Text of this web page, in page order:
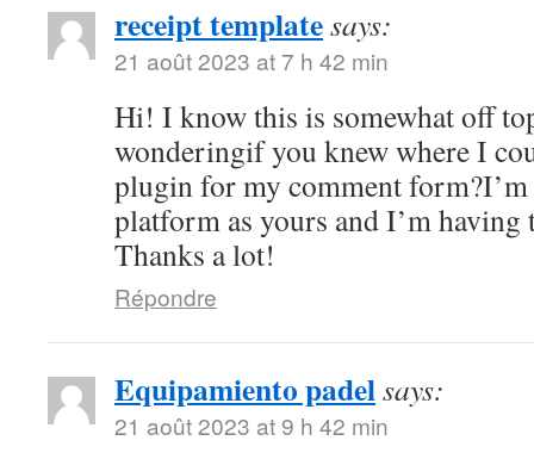
receipt templatesays:
21 août 2023 at 7 h 42 min
Hi! I know this is somewhat off
wonderingif you knew where I
plugin for my comment
platform as yours and I’m
Thanks a lot!
Répondre
Equipamiento padelsays:
21 août 2023 at 9 h 42 min